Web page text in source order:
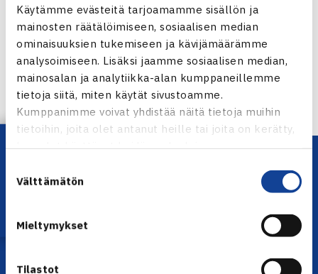
Käytämme evästeitä tarjoamamme sisällön ja
mainosten räätälöimiseen, sosiaalisen median
ominaisuuksien tukemiseen ja kävijämäärämme
analysoimiseen. Lisäksi jaamme sosiaalisen median,
mainosalan ja analytiikka-alan kumppaneillemme
tietoja siitä, miten käytät sivustoamme.
Kumppanimme voivat yhdistää näitä tietoja muihin
tietoihin, joita olet antanut heille tai joita on kerätty,
kun olet käyttänyt heidän palvelujaan.
valinta
Välttämätön
Mieltymykset
Tilastot
Jaa:
← Edellinen
Seuraava uutinen: Laineelle tappio Ystadin… →
Lataa OmaTennis!
YHTEYSTIEDOT